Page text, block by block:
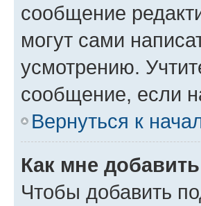
сообщение
могут сами
усмотрению.
сообщение, если
Вернуться к
Как мне
Чтобы добавить